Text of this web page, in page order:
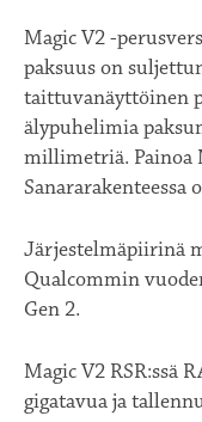
Magic V2 -
paksuus on
taittuvanäyttöinen
älypuhelimia
millimetriä. Painoa
Sanararakenteessa
Järjestelmäpiirinä
Qualcommin
Gen 2.
Magic V2 RSR:ssä
gigatavua ja